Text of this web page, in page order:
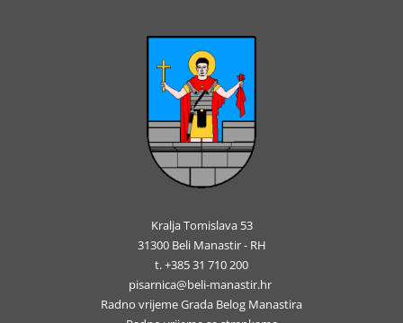
Kralja Tomislava 53
31300 Beli Manastir - RH
t. +385 31 710 200
pisarnica@beli-manastir.hr
Radno vrijeme Grada Belog Manastira